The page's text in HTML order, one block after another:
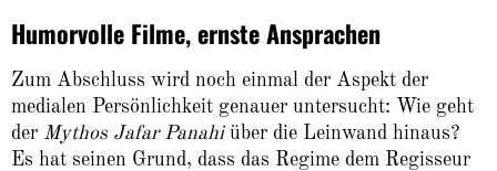
Humorvolle Filme, ernste Ansprachen
Zum Abschluss wird noch einmal der Aspekt der
medialen Persönlichkeit genauer untersucht: Wie geht
der Mythos Jafar Panahiüber die Leinwand hinaus?
Es hat seinen Grund, dass das Regime dem Regisseur